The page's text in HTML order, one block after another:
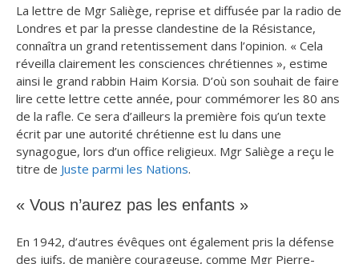
La lettre de Mgr Saliège, reprise et diffusée par la radio de
Londres et par la presse clandestine de la Résistance,
connaîtra un grand retentissement dans l’opinion. « Cela
réveilla clairement les consciences chrétiennes », estime
ainsi le grand rabbin Haim Korsia. D’où son souhait de faire
lire cette lettre cette année, pour commémorer les 80 ans
de la rafle. Ce sera d’ailleurs la première fois qu’un texte
écrit par une autorité chrétienne est lu dans une
synagogue, lors d’un office religieux. Mgr Saliège a reçu le
titre de Juste parmi les Nations.
« Vous n’aurez pas les enfants »
En 1942, d’autres évêques ont également pris la défense
des juifs, de manière courageuse, comme Mgr Pierre-